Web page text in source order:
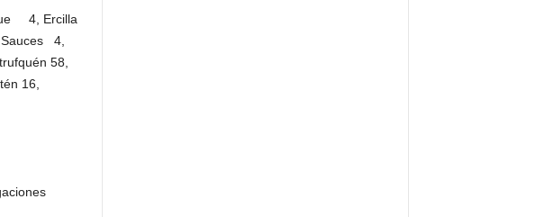
4, Ercilla
Sauces 4,
58,
16,